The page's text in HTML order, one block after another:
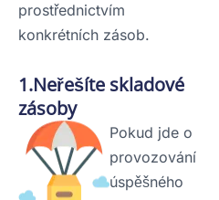
prostřednictvím
konkrétních zásob.
1.Neřešíte skladové
zásoby
Pokud jde o
provozování
úspěšného